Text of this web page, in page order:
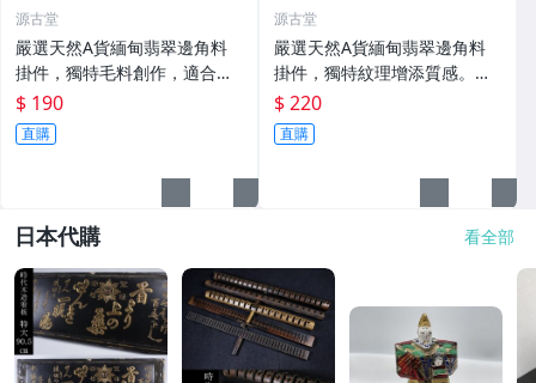
源古堂
嚴選天然A貨緬甸翡翠邊角料
掛件，獨特毛料創作，適合收
藏與把玩。每塊均有自然紋
理，呈現最原始之美。支持復
檢，誠信保證。 天然翡翠 掛件
$ 190
直購
源古堂
嚴選天然A貨緬甸翡翠邊角料
掛件，獨特紋理增添質感。支
持誠信交易與復檢。 天然翡翠
掛件 明料毛料 翡翠牌子料 翡
翠紋理
$ 220
直購
日本代購 看全部